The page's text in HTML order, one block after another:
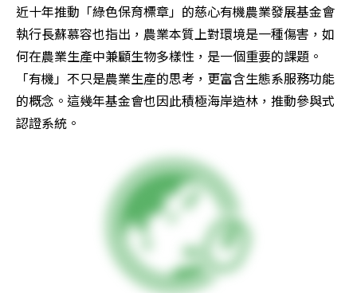
近十年推動「綠色保育標章」的慈心有機農業發展基金會
執行長蘇慕容也指出，農業本質上對環境是一種傷害，如
何在農業生產中兼顧生物多樣性，是一個重要的課題。
「有機」不只是農業生產的思考，更富含生態系服務功能
的概念。這幾年基金會也因此積極海岸造林，推動參與式
認證系統。